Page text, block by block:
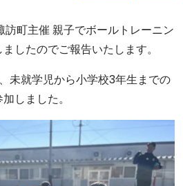
訪町主催 親子でボールトレーニン
したのでご報告いたします。
未就学児から小学校3年生までの
しました。